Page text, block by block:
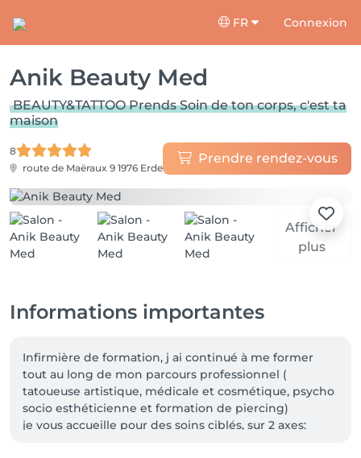
FR Connexion
Anik Beauty Med
BEAUTY&TATTOO Prends Soin de ton corps, c'est ta
maison
8
route de Maëraux 9 1976 Erde
Prendre rendez-vous
Afficher
plus
Informations importantes
Infirmière de formation, j ai continué à me former
tout au long de mon parcours professionnel (
tatoueuse artistique, médicale et cosmétique, psycho
socio esthéticienne et formation de piercing)
je vous accueille pour des soins ciblés, sur 2 axes: